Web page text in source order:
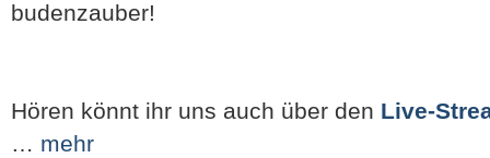
budenzauber!
Hören könnt ihr uns auch über den Live-
… mehr